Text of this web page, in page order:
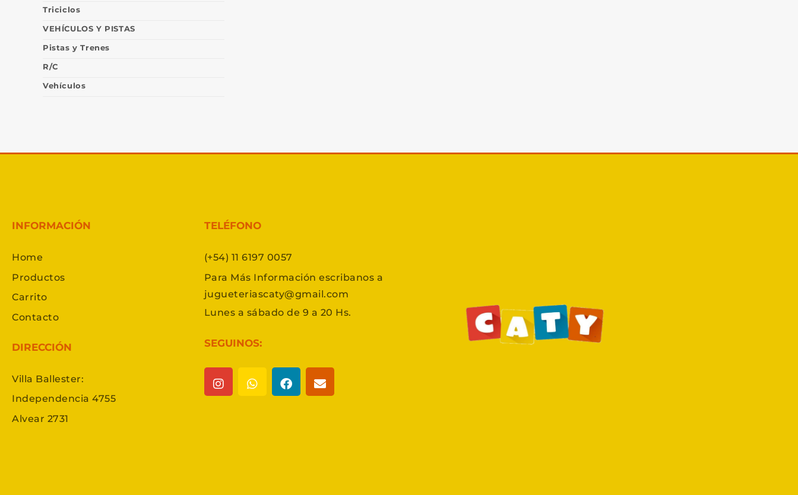
Triciclos
VEHÍCULOS Y PISTAS
Pistas y Trenes
R/C
Vehículos
INFORMACIÓN
Home
Productos
Carrito
Contacto
DIRECCIÓN
Villa Ballester:
Independencia 4755
Alvear 2731
TELÉFONO
(+54) 11 6197 0057
Para Más Información escribanos a
jugueteriascaty@gmail.com
Lunes a sábado de 9 a 20 Hs.
SEGUINOS: